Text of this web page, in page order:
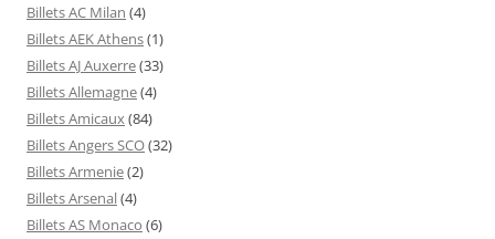
Billets AC Milan (4)
Billets AEK Athens(1)
Billets AJ Auxerre(33)
Billets Allemagne(4)
Billets Amicaux(84)
Billets Angers SCO(32)
Billets Armenie(2)
Billets Arsenal(4)
Billets AS Monaco (6)